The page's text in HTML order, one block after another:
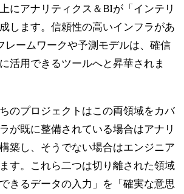
にアナリティクス＆BIが「インテリ
します。信頼性の高いインフラがあ
レームワークや予測モデルは、確信
活用できるツールへと昇華されま
のプロジェクトはこの両領域をカバ
が既に整備されている場合はアナリ
築し、そうでない場合はエンジニア
す。これら二つは切り離された領域
きるデータの入力」を「確実な意思